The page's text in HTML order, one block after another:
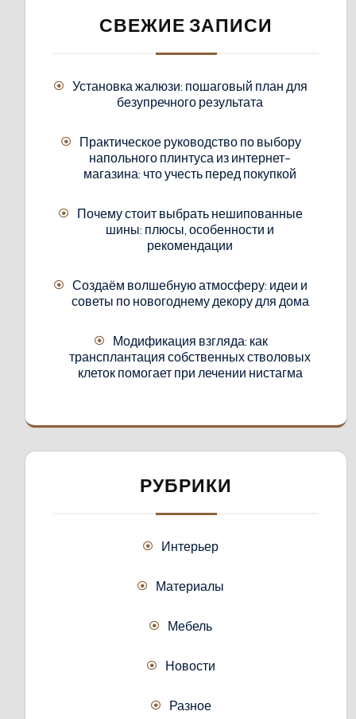
СВЕЖИЕ ЗАПИСИ
Установка жалюзи: пошаговый план для
безупречного результата
Практическое руководство по выбору
напольного плинтуса из интернет-
магазина: что учесть перед покупкой
Почему стоит выбрать нешипованные
шины: плюсы, особенности и
рекомендации
Создаём волшебную атмосферу: идеи и
советы по новогоднему декору для дома
Модификация взгляда: как
трансплантация собственных стволовых
клеток помогает при лечении нистагма
РУБРИКИ
Интерьер
Материалы
Мебель
Новости
Разное